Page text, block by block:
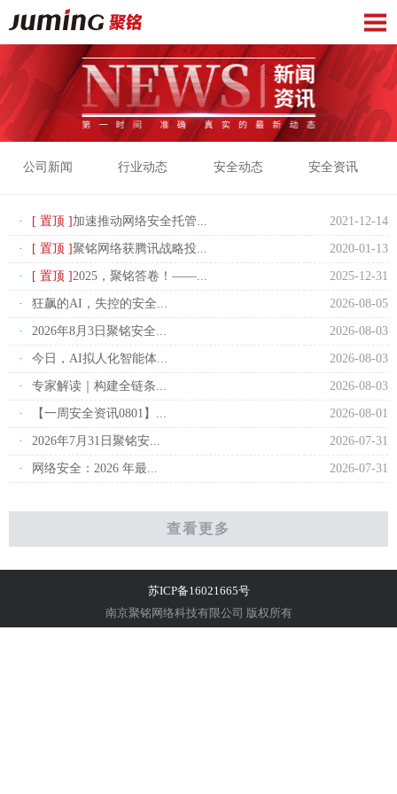
公司新闻 行业动态 安全动态 安全资讯
· [ 置顶 ]加速推动网络安全托管... 2021-12-14
· [ 置顶 ]聚铭网络获腾讯战略投... 2020-01-13
· [ 置顶 ]2025，聚铭答卷！——... 2025-12-31
· 狂飙的AI，失控的安全... 2026-08-05
· 2026年8月3日聚铭安全... 2026-08-03
· 今日，AI拟人化智能体... 2026-08-03
· 专家解读｜构建全链条... 2026-08-03
· 【一周安全资讯0801】... 2026-08-01
· 2026年7月31日聚铭安... 2026-07-31
· 网络安全：2026 年最... 2026-07-31
查看更多
苏ICP备16021665号
南京聚铭网络科技有限公司 版权所有